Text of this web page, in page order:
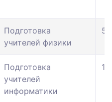
Подготовка
учителей физики
Подготовка
учителей
информатики